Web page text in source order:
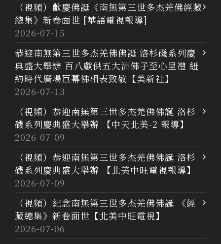
（視頻）歡慶佛誕《南無第三世多杰羌佛經藏
總集》新卷面世 [華語電視報導]
2026-07-15
恭迎南無第三世多杰羌佛佛誕 洛杉磯系列慶
典盛大舉辦 百八獻供五大洲佛子至心呈禮 紐
約時代廣場巨幕佛相表致敬【美新社】
2026-07-13
（視頻）恭迎南無第三世多杰羌佛佛誕 洛杉
磯系列慶典盛大舉辦 【中天北美-2 報導】
2026-07-09
（視頻）恭迎南無第三世多杰羌佛佛誕 洛杉
磯系列慶典盛大舉辦 【北美中旺電視報導】
2026-07-09
（視頻）紀念南無第三世多杰羌佛佛誕 《經
藏總集》新卷面世【北美中旺電視】
2026-07-06